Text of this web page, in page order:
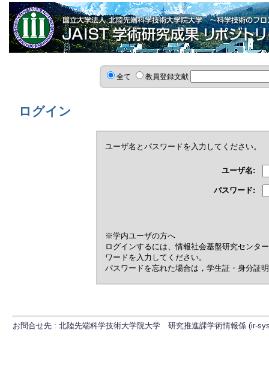
全て 教員登録文献
ログイン
ユーザ名とパスワードを入力してください。
ユーザ名:
パスワード:
※学内ユーザの方へ
ログインするには、情報社会基盤研究センタ
ワードを入力してください。
パスワードを忘れた場合は，学生証・身分証
お問合せ先 : 北陸先端科学技術大学院大学 研究推進課学術情報係 (ir-